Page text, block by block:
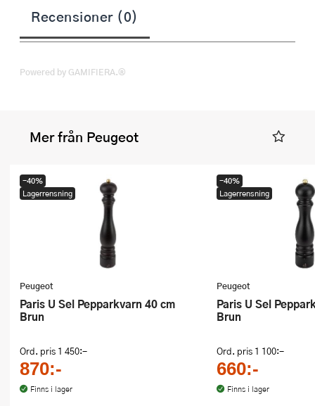
Recensioner (0)
Powered by GAMIFIERA.®
Mer från Peugeot
Peugeot
Paris U Sel Pepparkvarn 40 cm
Brun
Ord. pris 1 450:-
870:-
Finns i lager
-40%
Lagerrensning
Peugeot
Paris U Sel Pepparkvarn 30 cm
Brun
Ord. pris 1 100:-
660:-
Finns i lager
-40%
Lagerrensning